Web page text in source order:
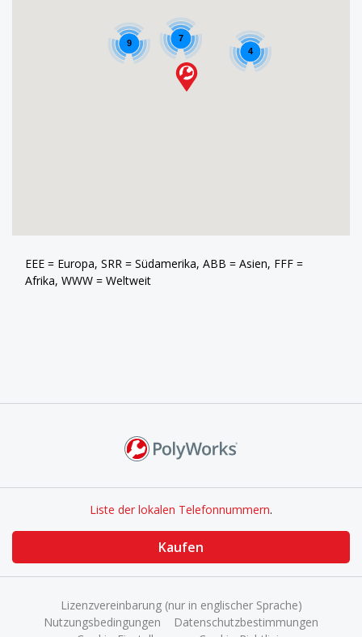
9
7
4
EEE = Europa, SRR = Südamerika, ABB = Asien, FFF =
Afrika, WWW = Weltweit
Liste der lokalen Telefonnummern.
Kaufen
Lizenzvereinbarung (nur in englischer Sprache)
Nutzungsbedingungen
Datenschutzbestimmungen